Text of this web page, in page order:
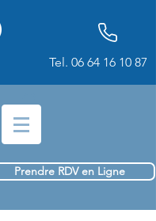
Tel. 06 64 16 10 87
Prendre RDV en Ligne